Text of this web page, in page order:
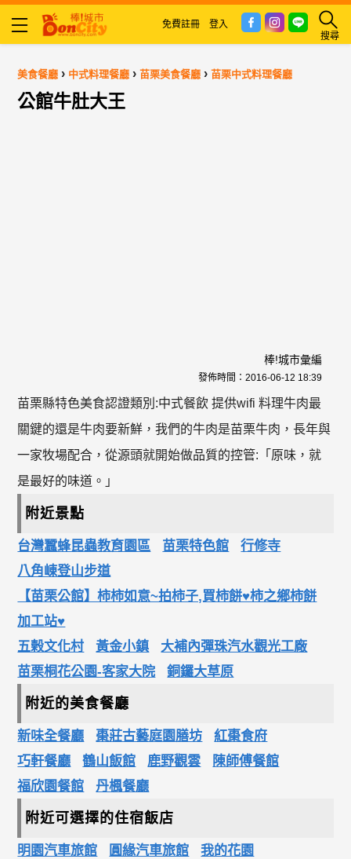
搜尋
免費註冊 登入
美食餐廳 › 中式料理餐廳 ›苗栗美食餐廳 ›苗栗中式料理餐廳
公館牛肚大王
棒!城市彙編
發佈時間： 2016-06-12 18:39
苗栗縣特色美食認證類別:中式餐飲 提供wifi 料理牛肉最
關鍵的還是牛肉要新鮮，我們的牛肉是苗栗牛肉，長年與
一家牧場配合，從源頭就開始做品質的控管:「原味，就
是最好的味道。」
附近景點
台灣蠶蜂昆蟲教育園區 苗栗特色館
行修寺
八角崠登山步道
【苗栗公館】柿柿如意~拍柿子,買柿餅♥柿之鄉柿餅
加工站♥
五榖文化村
黃金小鎮
大補內彈珠汽水觀光工廠
苗栗桐花公園-客家大院
銅鑼大草原
附近的美食餐廳
新味全餐廳 棗莊古藝庭園膳坊
紅棗食府
巧軒餐廳
鶴山飯館 鹿野觀雲
陳師傅餐館
福欣園餐館
丹楓餐廳
附近可選擇的住宿飯店
明園汽車旅館 圓緣汽車旅館
我的花園